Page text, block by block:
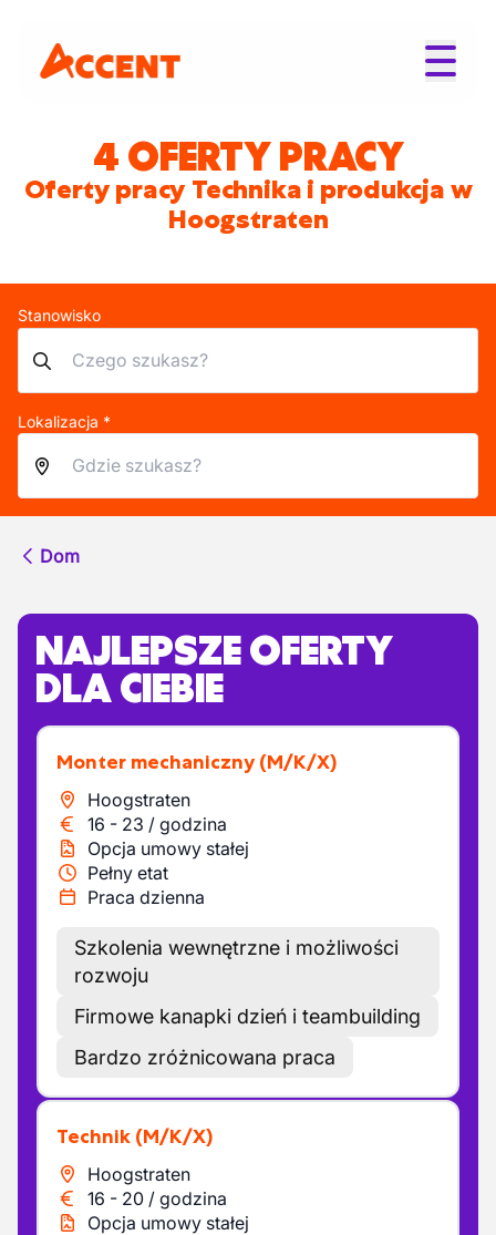
4 OFERTY PRACY
Oferty pracy Technika i produkcja w
Hoogstraten
Stanowisko
Lokalizacja *
Dom
NAJLEPSZE OFERTY
DLA CIEBIE
Monter mechaniczny (M/K/X)
Hoogstraten
16 - 23 / godzina
Opcja umowy stałej
Pełny etat
Praca dzienna
Szkolenia wewnętrzne i możliwości
rozwoju
Firmowe kanapki dzień i teambuilding
Bardzo zróżnicowana praca
Technik (M/K/X)
Hoogstraten
16 - 20 / godzina
Opcja umowy stałej